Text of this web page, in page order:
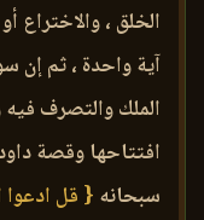
الخلق ،
آية واحدة ، ثم إن
الملك والتصرف فيه
افتتاحها وقصة
سبحانه{ قل ادعوا